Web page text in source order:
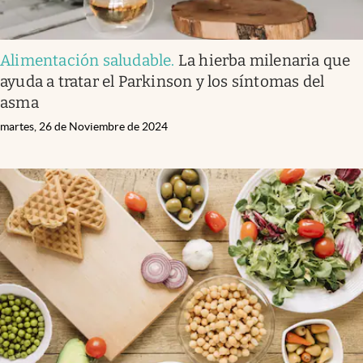
Alimentación saludable. La hierba milenaria que
ayuda a tratar el Parkinson y los síntomas del
asma
martes, 26 de Noviembre de 2024